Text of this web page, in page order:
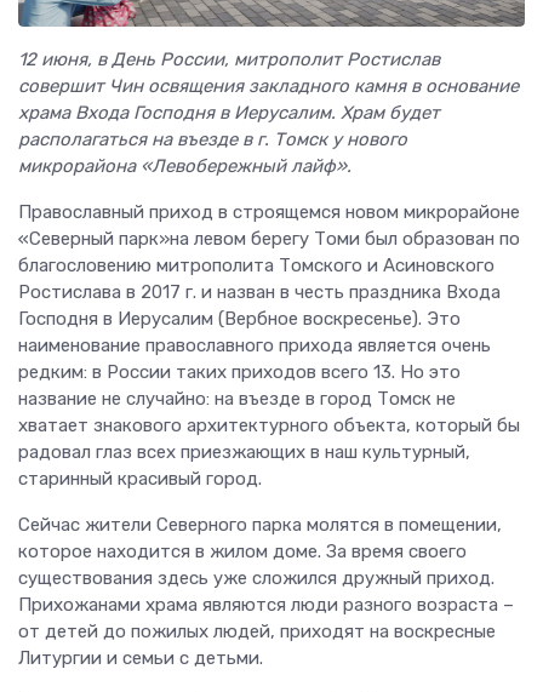
12 июня, в День России, митрополит Ростислав
совершит Чин освящения закладного камня в основание
храма Входа Господня в Иерусалим. Храм будет
располагаться на въезде в г. Томск у нового
микрорайона «Левобережный лайф».
Православный приход в строящемся новом микрорайоне
«Северный парк»на левом берегу Томи был образован по
благословению митрополита Томского и Асиновского
Ростислава в 2017 г. и назван в честь праздника Входа
Господня в Иерусалим (Вербное воскресенье). Это
наименование православного прихода является очень
редким: в России таких приходов всего 13. Но это
название не случайно: на въезде в город Томск не
хватает знакового архитектурного объекта, который бы
радовал глаз всех приезжающих в наш культурный,
старинный красивый город.
Сейчас жители Северного парка молятся в помещении,
которое находится в жилом доме. За время своего
существования здесь уже сложился дружный приход.
Прихожанами храма являются люди разного возраста –
от детей до пожилых людей, приходят на воскресные
Литургии и семьи с детьми.